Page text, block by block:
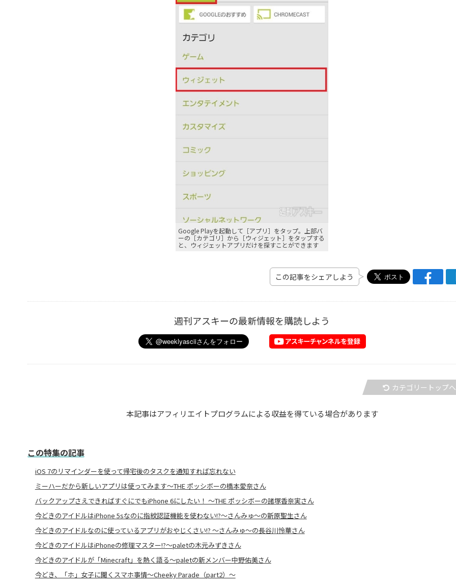
Google Playを起動して［アプリ］をタップ。上部バ
ーの［カテゴリ］から［ウィジェット］をタップする
と、ウィジェットアプリだけを探すことができます
この記事をシェアしよう
週刊アスキーの最新情報を購読しよう
カテゴリートップへ
本記事はアフィリエイトプログラムによる収益を得ている場合があります
この特集の記事
iOS 7のリマインダーを使って帰宅後のタスクを通知すれば忘れない
ミーハーだから新しいアプリは使ってみます～THE ポッシボーの橋本愛奈さん
バックアップさえできればすぐにでもiPhone 6にしたい！ ～THE ポッシボーの諸塚香奈実さん
今どきのアイドルはiPhone 5sなのに指紋認証機能を使わない!?～さんみゅ～の新原聖生さん
今どきのアイドルなのに使っているアプリがおやじくさい!? ～さんみゅ～の長谷川怜華さん
今どきのアイドルはiPhoneの修理マスター!?～paletの木元みずきさん
今どきのアイドルが「Minecraft」を熱く語る〜paletの新メンバー中野佑美さん
今どき、「ホ」女子に聞くスマホ事情～Cheeky Parade（part2）～